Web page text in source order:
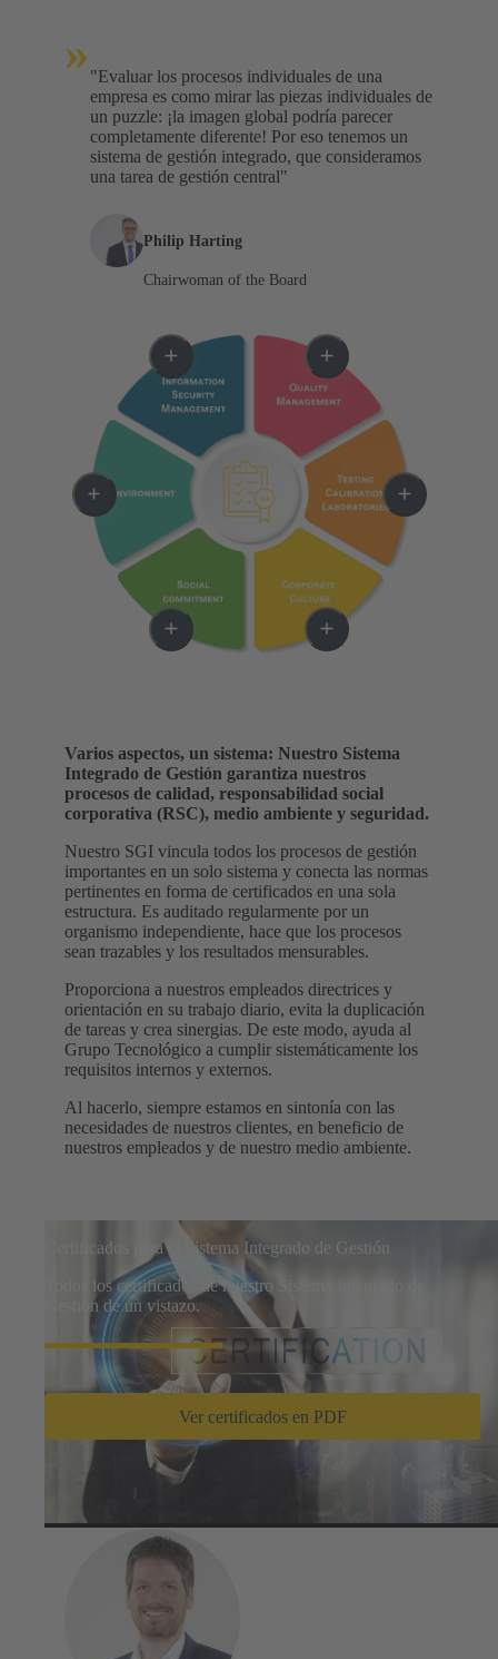
» "Evaluar los procesos individuales de una
empresa es como mirar las piezas individuales de
un puzzle: ¡la imagen global podría parecer
completamente diferente! Por eso tenemos un
sistema de gestión integrado, que consideramos
una tarea de gestión central"
Philip Harting
Chairwoman of the Board
Varios aspectos, un sistema: Nuestro Sistema
Integrado de Gestión garantiza nuestros
procesos de calidad, responsabilidad social
corporativa (RSC), medio ambiente y seguridad.
Nuestro SGI vincula todos los procesos de gestión
importantes en un solo sistema y conecta las normas
pertinentes en forma de certificados en una sola
estructura. Es auditado regularmente por un
organismo independiente, hace que los procesos
sean trazables y los resultados mensurables.
Proporciona a nuestros empleados directrices y
orientación en su trabajo diario, evita la duplicación
de tareas y crea sinergias. De este modo, ayuda al
Grupo Tecnológico a cumplir sistemáticamente los
requisitos internos y externos.
Al hacerlo, siempre estamos en sintonía con las
necesidades de nuestros clientes, en beneficio de
nuestros empleados y de nuestro medio ambiente.
Certificados para el Sistema Integrado de Gestión
Todos los certificados de nuestro Sistema Integrado de
Gestión de un vistazo.
Ver certificados en PDF